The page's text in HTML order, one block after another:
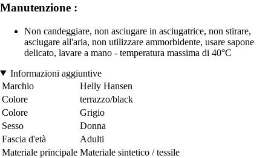
Manutenzione :
Non candeggiare, non asciugare in asciugatrice, non stirare,
asciugare all'aria, non utilizzare ammorbidente, usare sapone
delicato, lavare a mano - temperatura massima di 40°C
Informazioni aggiuntive
Marchio
Helly Hansen
Colore
terrazzo/black
Colore
Grigio
Sesso
Donna
Fascia d'età
Adulti
Materiale principale Materiale sintetico / tessile